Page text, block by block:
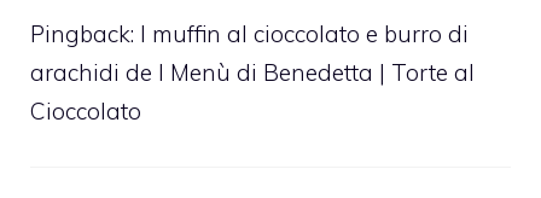
Pingback: I muffin al cioccolato e burro di
arachidi de I Menù di Benedetta | Torte al
Cioccolato